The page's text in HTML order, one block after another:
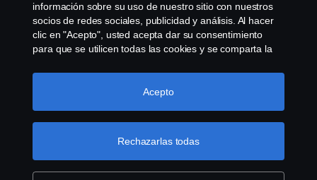
Cookie settings
© Copyright Scania 2022 All rights reserved. Scania
CV AB (publ), SE-151 87 Södertälje, Sweden, Tel:
+46-8-55 38 10 00, Fax: +46-8-55 38 10 37.
información sobre su uso de nuestro sitio con nuestros
socios de redes sociales, publicidad y análisis. Al hacer
clic en "Acepto", usted acepta dar su consentimiento
para que se utilicen todas las cookies y se comparta la
haciendo clic en "Configuración de cookies" y
seleccionando las categorías que desea aceptar. Para
Más información sobre su privacidad
Rechazarlas todas
Acepto